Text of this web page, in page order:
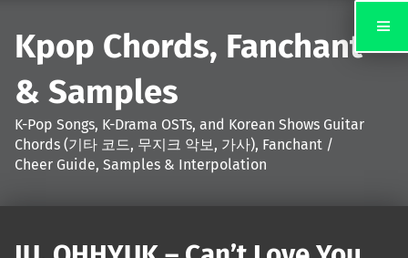
Kpop Chords, Fanchant
& Samples
K-Pop Songs, K-Drama OSTs, and Korean Shows Guitar
Chords (기타 코드, 무지크 악보, 가사), Fanchant /
Cheer Guide, Samples & Interpolation